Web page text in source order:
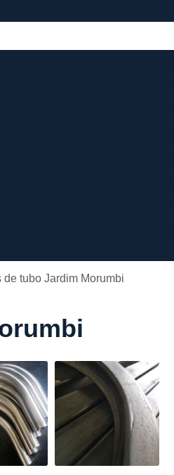
Calandragem Tubo em
Conformação com Tubo Tipo
Conformação em
Conformação para
Tubo de Metal
Corrimão Aço Tipo
Corrimão de
tubo Jardim Morumbi